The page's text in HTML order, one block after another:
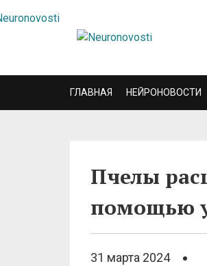
ГЛАВНАЯ НЕЙРОНОВОСТИ
Пчелы
помощью
31 марта 2024